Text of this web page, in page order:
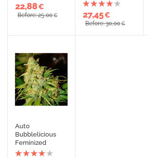
22,88€
Before: 25,00€ 27,45€
Before: 30,00€
Auto
Bubblelicious
Feminized